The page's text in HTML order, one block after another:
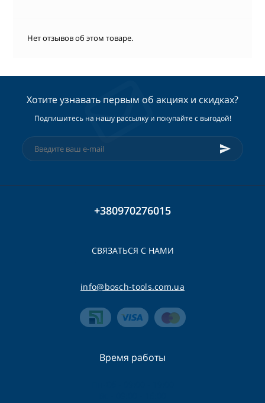
Нет отзывов об этом товаре.
Хотите узнавать первым об акциях и скидках?
Подпишитесь на нашу рассылку и покупайте с выгодой!
+380970276015
СВЯЗАТЬСЯ С НАМИ
info@bosch-tools.com.ua
Время работы